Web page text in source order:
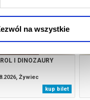
na wszystkie
I DINOZAURY
Żywiec
kup bilet